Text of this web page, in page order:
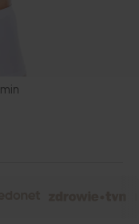
min